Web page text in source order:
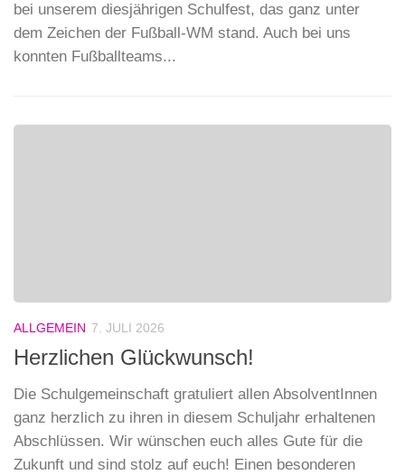
bei unserem diesjährigen Schulfest, das ganz unter
dem Zeichen der Fußball-WM stand. Auch bei uns
konnten Fußballteams...
ALLGEMEIN 7. JULI 2026
Herzlichen Glückwunsch!
Die Schulgemeinschaft gratuliert allen AbsolventInnen
ganz herzlich zu ihren in diesem Schuljahr erhaltenen
Abschlüssen. Wir wünschen euch alles Gute für die
Zukunft und sind stolz auf euch! Einen besonderen